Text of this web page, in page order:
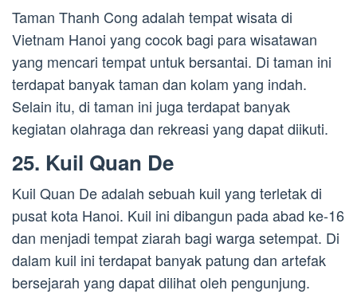
Taman Thanh Cong adalah tempat wisata di
Vietnam Hanoi yang cocok bagi para wisatawan
yang mencari tempat untuk bersantai. Di taman ini
terdapat banyak taman dan kolam yang indah.
Selain itu, di taman ini juga terdapat banyak
kegiatan olahraga dan rekreasi yang dapat diikuti.
25. Kuil Quan De
Kuil Quan De adalah sebuah kuil yang terletak di
pusat kota Hanoi. Kuil ini dibangun pada abad ke-16
dan menjadi tempat ziarah bagi warga setempat. Di
dalam kuil ini terdapat banyak patung dan artefak
bersejarah yang dapat dilihat oleh pengunjung.